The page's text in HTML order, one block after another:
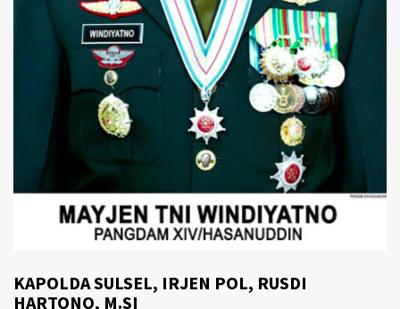
KAPOLDA SULSEL, IRJEN POL, RUSDI
HARTONO, M.SI